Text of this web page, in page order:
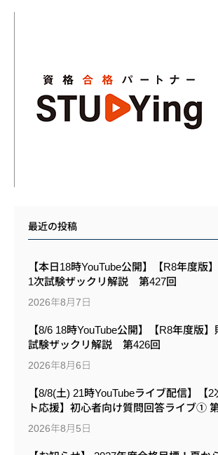
最近の投稿
【本日18時YouTube公開】【R8年度版
1次試験ザックリ解説 第427回
2026年8月7日
【8/6 18時YouTube公開】【R8年度版
試験ザックリ解説 第426回
2026年8月6日
【8/8(土) 21時YouTubeライブ配信】【
ト応援】初心者向け質問回答ライブ①
2026年8月5日